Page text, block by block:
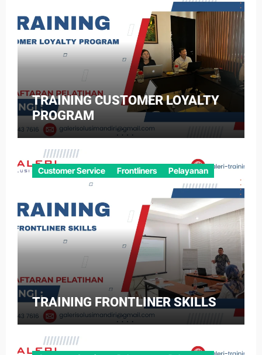
TRAINING CUSTOMER LOYALTY
PROGRAM
Customer Service Frontliners Pelayanan
TRAINING FRONTLINER SKILLS